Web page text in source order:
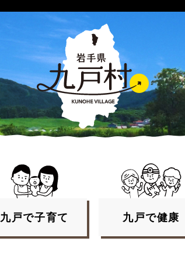
九戸で子育て 九戸で健康